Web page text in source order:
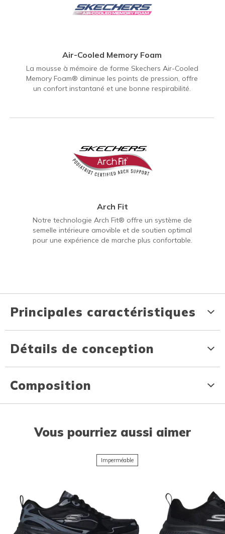
Air-Cooled Memory Foam
La mousse à mémoire de forme Skechers Air-Cooled
Memory Foam® diminue les points de pression, offre
un confort instantané et une bonne respirabilité.
Arch Fit
Notre technologie Arch Fit® offre un système de
semelle intérieure amovible et de soutien optimal
pour une expérience de marche plus confortable.
Principales caractéristiques
Détails de conception
Composition
Vous pourriez aussi aimer
Imperméable